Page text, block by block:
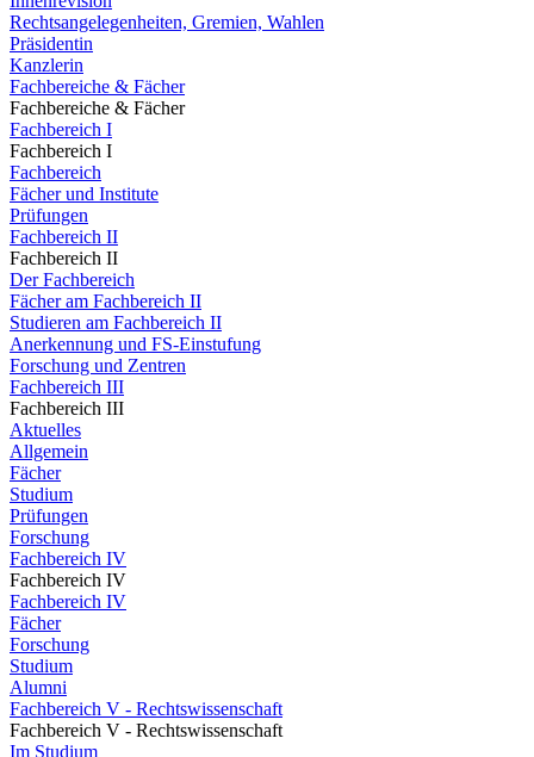
Rechtsangelegenheiten, Gremien, Wahlen
Präsidentin
Kanzlerin
Fachbereiche & Fächer
Fachbereiche & Fächer
Fachbereich I
Fachbereich I
Fachbereich
Fächer und Institute
Prüfungen
Fachbereich II
Fachbereich II
Der Fachbereich
Fächer am Fachbereich II
Studieren am Fachbereich II
Anerkennung und FS-Einstufung
Forschung und Zentren
Fachbereich III
Fachbereich III
Aktuelles
Allgemein
Fächer
Studium
Prüfungen
Forschung
Fachbereich IV
Fachbereich IV
Fachbereich IV
Fächer
Forschung
Studium
Alumni
Fachbereich V - Rechtswissenschaft
Fachbereich V - Rechtswissenschaft
Im Studium